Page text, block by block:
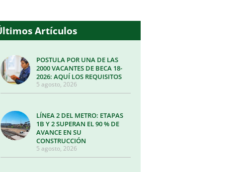
Artículos
POSTULA POR UNA DE LAS
2000 VACANTES DE BECA 18-
2026: AQUÍ LOS REQUISITOS
5 agosto, 2026
LÍNEA 2 DEL METRO: ETAPAS
1B Y 2 SUPERAN EL 90 % DE
AVANCE EN SU
CONSTRUCCIÓN
5 agosto, 2026